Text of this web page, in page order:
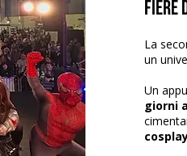
FierE
La
un
Un
giorni